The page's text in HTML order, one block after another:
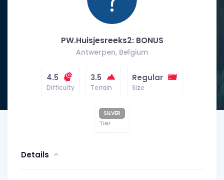
PW.Huisjesreeks2: BONUS
Antwerpen, Belgium
4.5
Difficulty
3.5
Terrain
Regular
Size
SILVER
Tier
Details